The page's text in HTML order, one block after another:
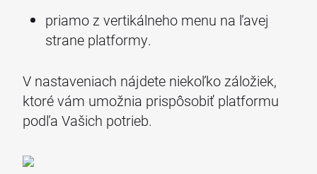
priamo z vertikálneho menu na ľavej
strane platformy.
V nastaveniach nájdete niekoľko záložiek,
ktoré vám umožnia prispôsobiť platformu
podľa Vašich potrieb.